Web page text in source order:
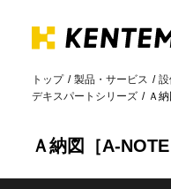
製品・サービス
トップ 製品・サービス
デキスパートシリーズ
Ａ
Ａ納図［A-NOTE